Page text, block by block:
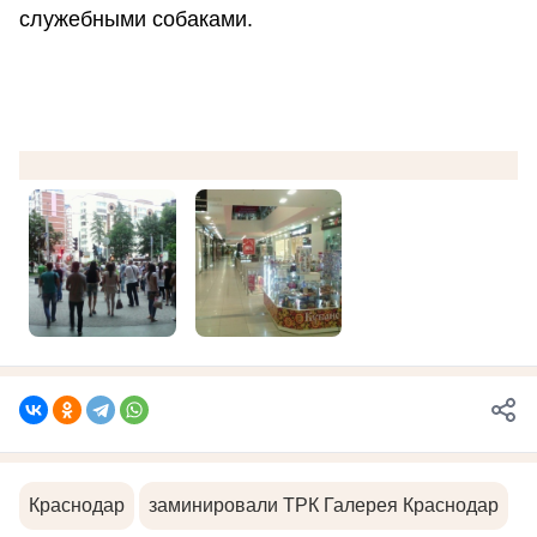
служебными собаками.
Краснодар заминировали ТРК Галерея Краснодар